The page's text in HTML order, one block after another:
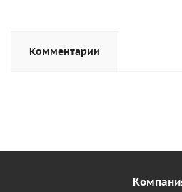
Комментарии